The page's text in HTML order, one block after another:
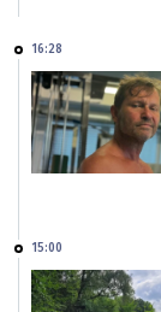
16:28
15:00